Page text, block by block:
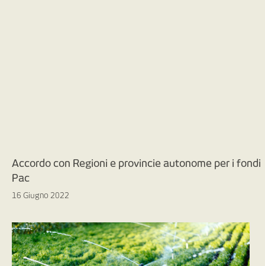
Accordo con Regioni e provincie autonome per i fondi
Pac
16 Giugno 2022